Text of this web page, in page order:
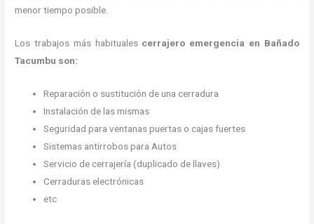
menor tiempo posible.
Los trabajos más habitualescerrajero emergencia en Bañado
Tacumbu son:
Reparación o sustitución de una cerradura
Instalación de las mismas
Seguridad para ventanas puertas o cajas fuertes
Sistemas antirrobos para Autos
Servicio de cerrajería (duplicado de llaves)
Cerraduras electrónicas
etc